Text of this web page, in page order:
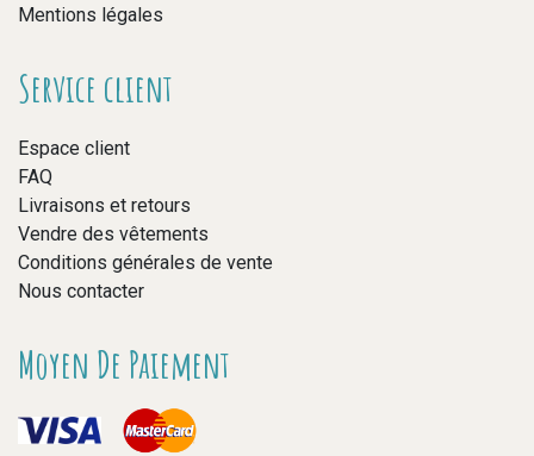
Mentions légales
Service client
Espace client
FAQ
Livraisons et retours
Vendre des vêtements
Conditions générales de vente
Nous contacter
Moyen De Paiement